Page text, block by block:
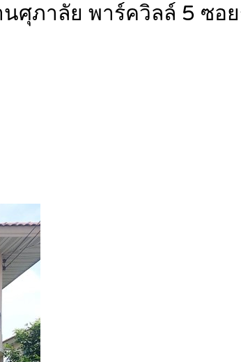
ภาลัย พาร์ควิลล์ 5 ซอ